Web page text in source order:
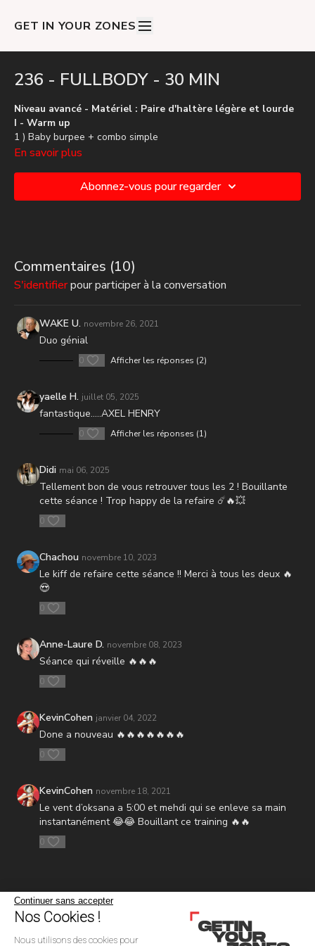
GET IN YOUR ZONES
236 - FULLBODY - 30 MIN
Niveau avancé - Matériel : Paire d'haltère légère et lourde
I - Warm up
1 ) Baby burpee + combo simple
2 ) Biceps curl
III - Block 3
1 ) Pompes + Genoux
3 ) Épaulé jeté
4 ) Run > Fentes
IV - Gainage
V - TABATA
1 ) Burpees
2 ) Fentes plyo / alternées
3 ) Combo climber +Gainage
En savoir plus
Abonnez-vous pour regarder
Commentaires (10)
S'identifierpour participer à la conversation
WAKE U. novembre 26, 2021
Duo génial
0 Afficher les réponses (2)
yaelle H. juillet 05, 2025
fantastique.....AXEL HENRY
0 Afficher les réponses (1)
Didi mai 06, 2025
Tellement bon de vous retrouver tous les 2 ! Bouillante
cette séance ! Trop happy de la refaire ☄️🔥💥
0
Chachou novembre 10, 2023
Le kiff de refaire cette séance !! Merci à tous les deux 🔥
😍
0
Anne-Laure D. novembre 08, 2023
Séance qui réveille 🔥🔥🔥
0
KevinCohen janvier 04, 2022
Done a nouveau 🔥🔥🔥🔥🔥🔥🔥
0
KevinCohen novembre 18, 2021
Le vent d’oksana a 5:00 et mehdi qui se enleve sa main
instantanément 😂😂 Bouillant ce training 🔥🔥
0
Continuer sans accepter
Nos Cookies !
Nous utilisons des cookies pour